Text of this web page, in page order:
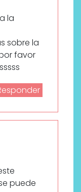
la
sobre la
favor
puede